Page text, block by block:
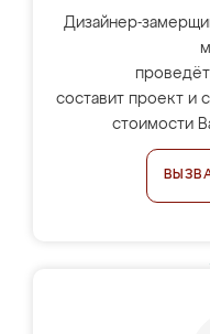
Дизайнер-
составит проект и
стоимости